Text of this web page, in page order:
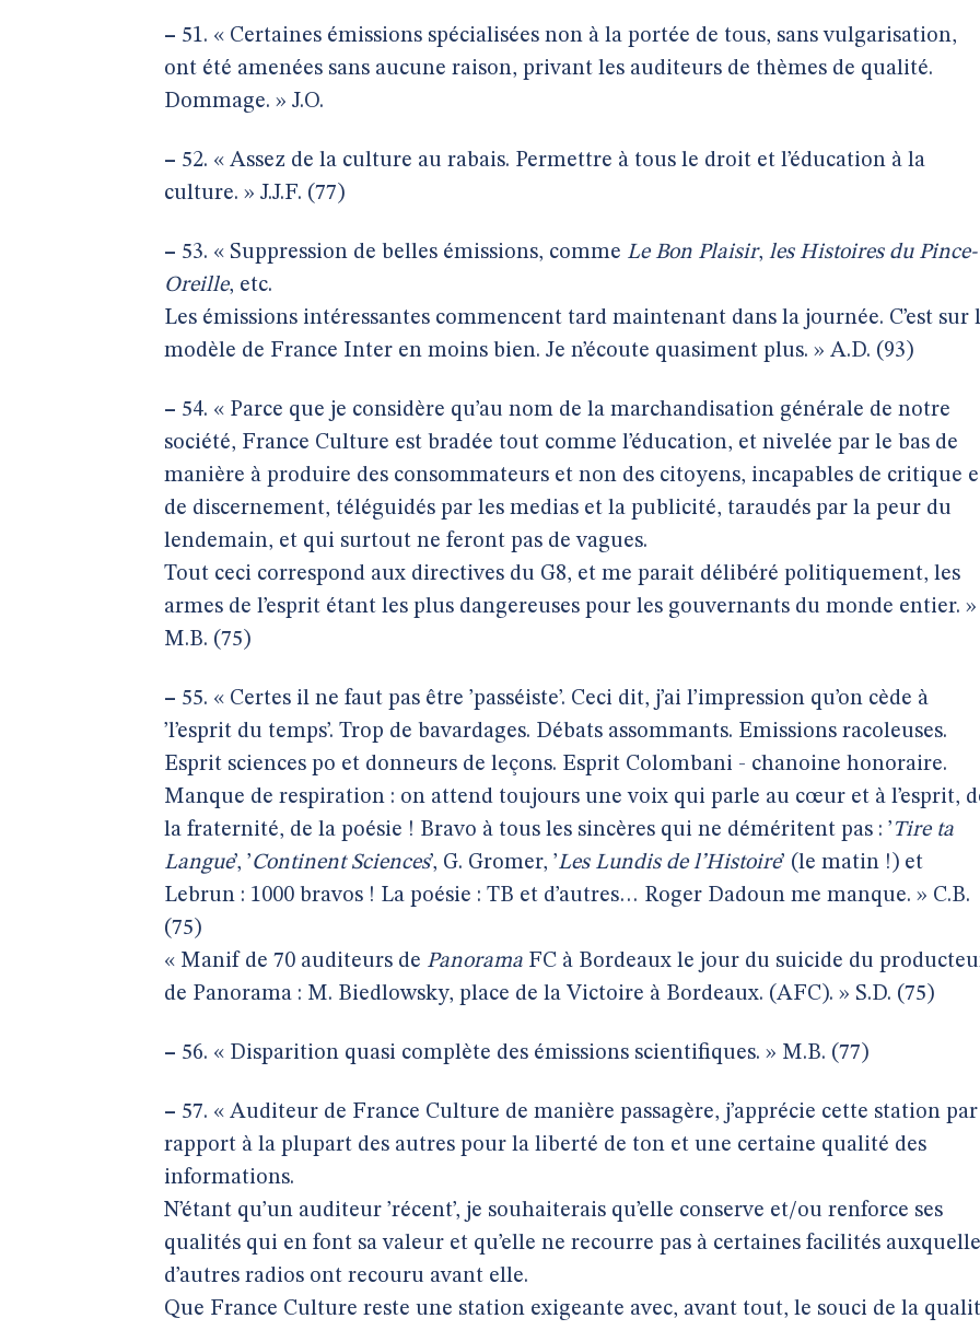
– 51. « Certaines émissions spécialisées non à la portée de tous, sans vulgarisation,
ont été amenées sans aucune raison, privant les auditeurs de thèmes de qualité.
Dommage. » J.O.
– 52. « Assez de la culture au rabais. Permettre à tous le droit et l’éducation à la
culture. » J.J.F. (77)
– 53. « Suppression de belles émissions, comme Le Bon Plaisir, les Histoires du Pince-
Oreille, etc.
Les émissions intéressantes commencent tard maintenant dans la journée. C’est sur
modèle de France Inter en moins bien. Je n’écoute quasiment plus. » A.D. (93)
– 54. « Parce que je considère qu’au nom de la marchandisation générale de notre
société, France Culture est bradée tout comme l’éducation, et nivelée par le bas de
manière à produire des consommateurs et non des citoyens, incapables de critique
de discernement, téléguidés par les medias et la publicité, taraudés par la peur du
lendemain, et qui surtout ne feront pas de vagues.
Tout ceci correspond aux directives du G8, et me parait délibéré politiquement, les
armes de l’esprit étant les plus dangereuses pour les gouvernants du monde entier. »
M.B. (75)
– 55. « Certes il ne faut pas être ’passéiste’. Ceci dit, j’ai l’impression qu’on cède à
’l’esprit du temps’. Trop de bavardages. Débats assommants. Emissions racoleuses.
Esprit sciences po et donneurs de leçons. Esprit Colombani - chanoine honoraire.
Manque de respiration : on attend toujours une voix qui parle au cœur et à l’esprit,
la fraternité, de la poésie ! Bravo à tous les sincères qui ne déméritent pas : ’Tire ta
Langue’, ’Continent Sciences’, G. Gromer, ’Les Lundis de l’Histoire’ (le matin !) et
Lebrun : 1000 bravos ! La poésie : TB et d’autres… Roger Dadoun me manque. » C.B.
(75)
« Manif de 70 auditeurs de Panorama FC à Bordeaux le jour du suicide du
de Panorama : M. Biedlowsky, place de la Victoire à Bordeaux. (AFC). » S.D. (75)
– 56. « Disparition quasi complète des émissions scientifiques. » M.B. (77)
– 57. « Auditeur de France Culture de manière passagère, j’apprécie cette station par
rapport à la plupart des autres pour la liberté de ton et une certaine qualité des
informations.
N’étant qu’un auditeur ’récent’, je souhaiterais qu’elle conserve et/ou renforce ses
qualités qui en font sa valeur et qu’elle ne recourre pas à certaines facilités
d’autres radios ont recouru avant elle.
Que France Culture reste une station exigeante avec, avant tout, le souci de la